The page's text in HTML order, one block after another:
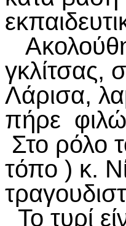
γκλίτσας,
Λάρισα,
πήρε
Στο ρόλο
τόπο ) κ.
Το τυρί